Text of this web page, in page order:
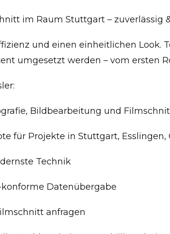
im Raum Stuttgart – zuverlässig
und einen einheitlichen Look.
umgesetzt werden – vom ersten
Bildbearbeitung und
für Projekte in Stuttgart,
Technik
Datenübergabe
anfragen